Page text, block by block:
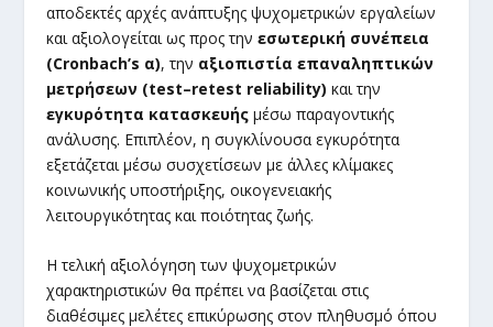
αποδεκτές αρχές ανάπτυξης ψυχομετρικών εργαλείων
και αξιολογείται ως προς τηνεσωτερική συνέπεια
(Cronbach’s α), την αξιοπιστία επαναληπτικών
μετρήσεων (test–retest reliability) και την
εγκυρότητα κατασκευής μέσω παραγοντικής
ανάλυσης. Επιπλέον, η συγκλίνουσα εγκυρότητα
εξετάζεται μέσω συσχετίσεων με άλλες κλίμακες
κοινωνικής υποστήριξης, οικογενειακής
λειτουργικότητας και ποιότητας ζωής.
Η τελική αξιολόγηση των ψυχομετρικών
χαρακτηριστικών θα πρέπει να βασίζεται στις
διαθέσιμες μελέτες επικύρωσης στον πληθυσμό όπου